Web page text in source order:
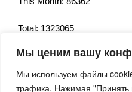
Мы ценим вашу
Мы используем файлы
трафика. Нажимая "Принять
Total: 1323065
Currently Online: 238